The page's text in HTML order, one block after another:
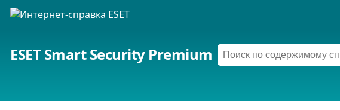
ESET Smart Security Premium